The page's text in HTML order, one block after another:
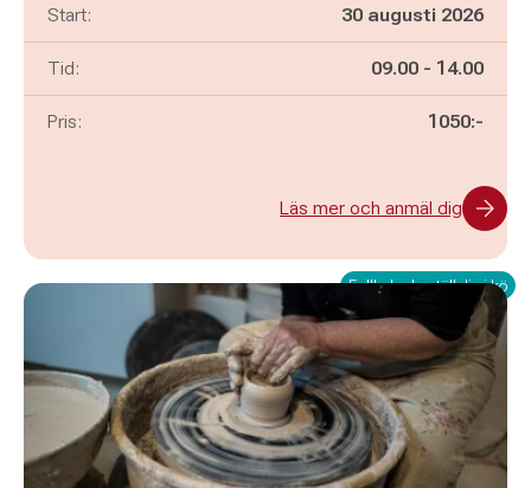
Start: 30 augusti 2026
Tid: Pågår mellan
09.00 - och
14.00
Pris: 1050:-
Läs mer och anmäl dig
Fullbokad - ställ dig i kö